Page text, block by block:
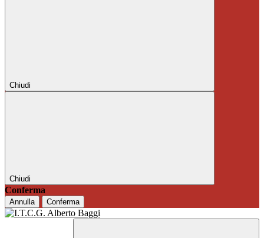
Chiudi
Chiudi
Conferma
Annulla Conferma